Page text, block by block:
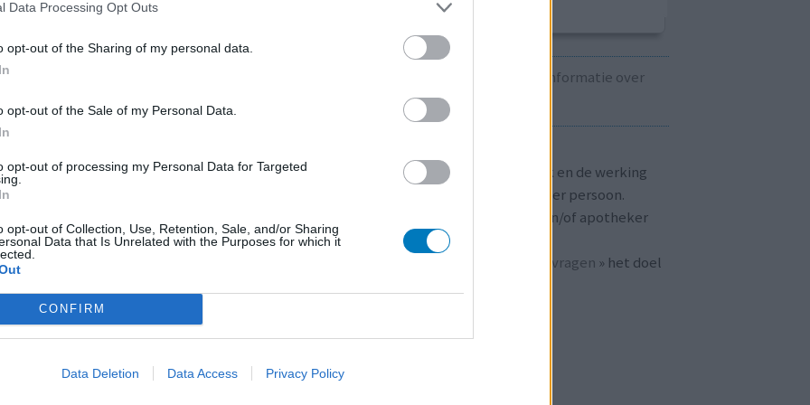
Data Processing Opt Outs
opt-out of the Sharing of my personal data.
opt-out of the Sale of my Personal Data.
opt-out of processing my Personal Data for Targeted
opt-out of Collection, Use, Retention, Sale, and/or Sharing
Data that Is Unrelated with the Purposes for which it
CONFIRM
Data Deletion Data Access Privacy Policy
Schildklier - hypothyroidie (traagwerkend)
Bloeddruk - betablokkers
Antibiotica - urineweginfectie
Depressie - antidepressiva overig
Depressie - antidepressiva TCA
Anticonceptie - eenfase
Psychose / schizofrenie - antipsychotica
Depressie - antidepressiva SSRI
Antibiotica - penicillines breedspectrum
Verslavingsziekten
Kijk hier voor informatie over
Ervaringen zijn persoonlijk en de werking
van medicijnen verschilt per persoon.
Raadpleeg altijd uw arts en/of apotheker
voor passend advies.
veelgestelde vragen » het doel